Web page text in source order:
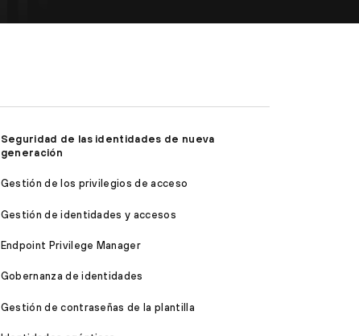
Seguridad de las identidades de nueva
generación
Gestión de los privilegios de acceso
Gestión de identidades y accesos
Endpoint Privilege Manager
Gobernanza de identidades
Gestión de contraseñas de la plantilla